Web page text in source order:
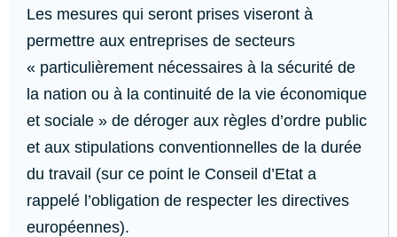
Les mesures qui seront prises viseront à
permettre aux entreprises de secteurs
« particulièrement nécessaires à la sécurité de
la nation ou à la continuité de la vie économique
et sociale » de déroger aux règles d’ordre public
et aux stipulations conventionnelles de la durée
du travail (sur ce point le Conseil d’Etat a
rappelé l’obligation de respecter les directives
européennes).